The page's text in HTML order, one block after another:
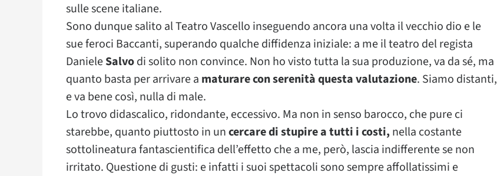
sulle scene italiane.
Sono dunque salito al Teatro Vascello inseguendo ancora una volta il vecchio dio e le
sue feroci Baccanti, superando qualche diffidenza iniziale: a me il teatro del regista
DanieleSalvodi solito non convince. Non ho visto tutta la sua produzione, va da sé, ma
quanto basta per arrivare a maturare con serenità questa valutazione. Siamo distanti,
e va bene così, nulla di male.
Lo trovo didascalico, ridondante, eccessivo. Ma non in senso barocco, che pure ci
starebbe, quanto piuttosto in uncercare di stupire a tutti i costi, nella costante
sottolineatura fantascientifica dell’effetto che a me, però, lascia indifferente se non
irritato. Questione di gusti: e infatti i suoi spettacoli sono sempre affollatissimi e